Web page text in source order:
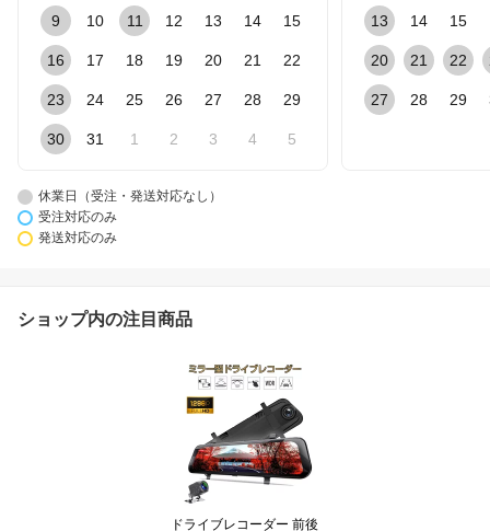
9 10 11 12 13 14 15
16 17 18 19 20 21 22
23 24 25 26 27 28 29
30 31 1 2 3 4 5
13 14 15
20 21 22
27 28 29
休業日（受注・発送対応なし）
受注対応のみ
発送対応のみ
ショップ内の注目商品
ドライブレコーダー 前後